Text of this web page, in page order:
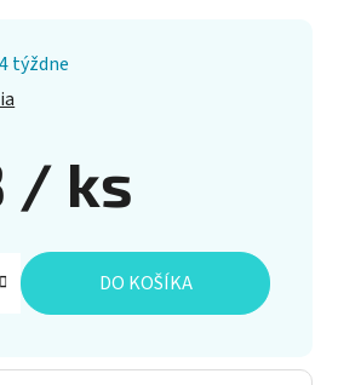
týždne
/ ks
DO KOŠÍKA